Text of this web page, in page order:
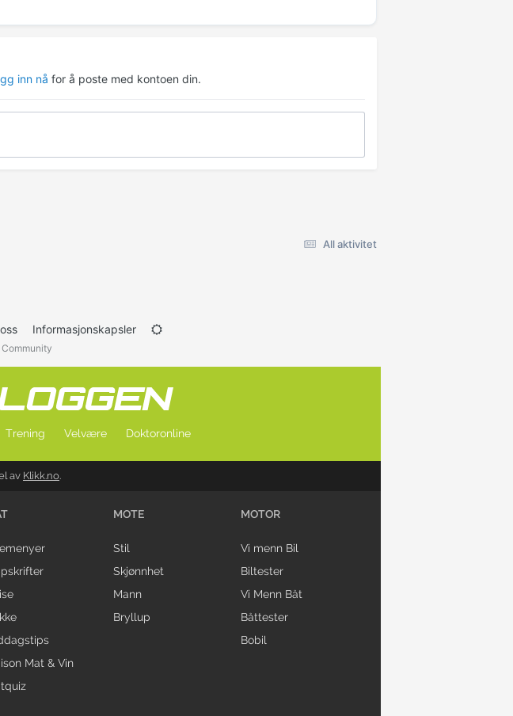
inn nå for å poste med kontoen din.
All aktivitet
Informasjonskapsler
Trening Velvære Doktoronline
av Klikk.no.
Mat & Vin
MOTE
Stil
Skjønnhet
Mann
Bryllup
MOTOR
Vi menn Bil
Biltester
Vi Menn Båt
Båttester
Bobil